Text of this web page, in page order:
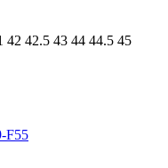
42 42.5 43 44 44.5 45
F55